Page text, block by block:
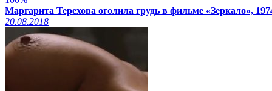
Маргарита Терехова оголила грудь в фильме «Зеркало»,
20.08.2018